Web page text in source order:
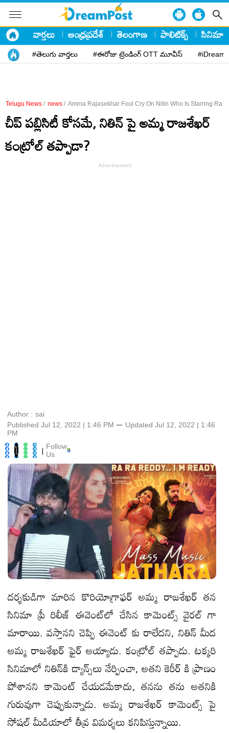
వార్తలు ఆంధ్రప్రదేశ్ తెలంగాణ పాలిటిక్స్ సినిమా
#తెలుగు వార్తలు #ఈరోజు ట్రెండింగ్ OTT మూవీస్
Telugu News / news / Amma Rajasekhar Foul Cry On Nitin Who Is Starring Ra
చీప్ ప‌బ్లిసిటీ కోస‌మే, నితిన్ పై అమ్మ రాజశేఖర్
కంట్రోల్ త‌ప్పాడా?
Author : sai
Published Jul 12, 2022 | 1:46 PM ⚊ Updated Jul 12, 2022 | 1:46
PM
| Follow
Us
దర్శకుడిగా మారిన కొరియోగ్రాఫర్ అమ్మ రాజశేఖర్ త‌న
సినిమా ప్రీ రిలీజ్ ఈవెంట్‌లో చేసిన కామెంట్స్ వైర‌ల్ గా
మారాయి. వ‌స్తాన‌ని చెప్పి ఈవెంట్ కు రాలేద‌ని, నితిన్ మీద‌
అమ్మ రాజశేఖర్ ఫైర్ అయ్యాడు. కంట్రోల్ త‌ప్పాడు. టక్కరి
సినిమాలో నితిన్‌కి డ్యాన్స్‌లు నేర్పించా, అత‌ని కెరీర్ కి ప్రాణం
పోశాన‌ని కామెంట్ చేయడ‌మేకాదు, త‌న‌ను త‌ను అత‌నికి
గురువుగా చెప్పుకున్నాడు. అమ్మ రాజశేఖర్ కామెంట్స్ పై
సోషల్ మీడియాలో తీవ్ర విమర్శలు క‌నిపిస్తున్నాయి.